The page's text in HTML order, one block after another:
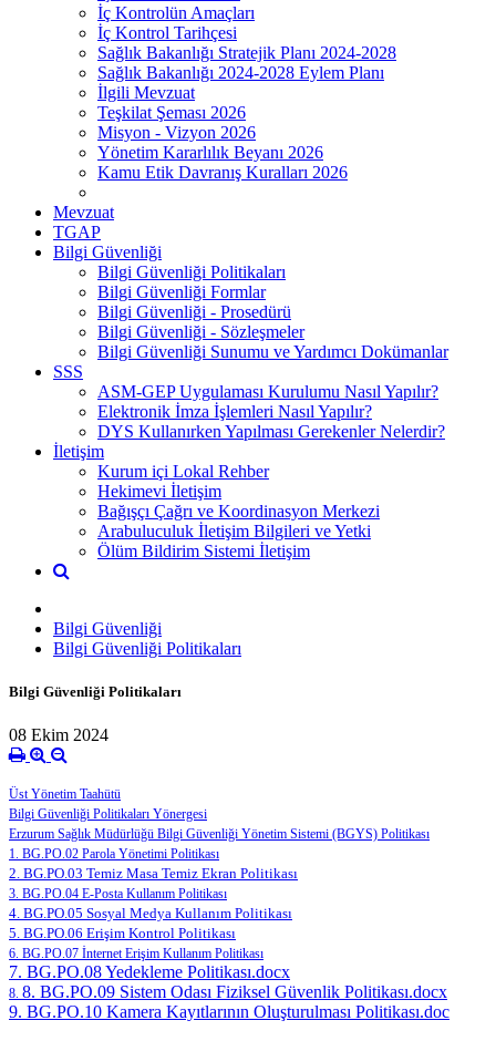
İç Kontrolün Amaçları
İç Kontrol Tarihçesi
Sağlık Bakanlığı Stratejik Planı 2024-2028
Sağlık Bakanlığı 2024-2028 Eylem Planı
İlgili Mevzuat
Teşkilat Şeması 2026
Misyon - Vizyon 2026
Yönetim Kararlılık Beyanı 2026
Kamu Etik Davranış Kuralları 2026
Mevzuat
TGAP
Bilgi Güvenliği
Bilgi Güvenliği Politikaları
Bilgi Güvenliği Formlar
Bilgi Güvenliği - Prosedürü
Bilgi Güvenliği - Sözleşmeler
Bilgi Güvenliği Sunumu ve Yardımcı Dokümanlar
SSS
ASM-GEP Uygulaması Kurulumu Nasıl Yapılır?
Elektronik İmza İşlemleri Nasıl Yapılır?
DYS Kullanırken Yapılması Gerekenler Nelerdir?
İletişim
Kurum içi Lokal Rehber
Hekimevi İletişim
Bağışçı Çağrı ve Koordinasyon Merkezi
Arabuluculuk İletişim Bilgileri ve Yetki
Ölüm Bildirim Sistemi İletişim
Bilgi Güvenliği
Bilgi Güvenliği Politikaları
Bilgi Güvenliği Politikaları
08 Ekim 2024
Üst Yönetim Taahütü
Bilgi Güvenliği Politikaları Yönergesi
Erzurum Sağlık Müdürlüğü Bilgi Güvenliği Yönetim Sistemi (BGYS) Politikası
1. BG.PO.02 Parola Yönetimi Politikası
2. BG.PO.03 Temiz Masa Temiz Ekran Politikası
3. BG.PO.04 E-Posta Kullanım Politikası
4. BG.PO.05 Sosyal Medya Kullanım Politikası
5. BG.PO.06 Erişim Kontrol Politikası
6. BG.PO.07 İnternet Erişim Kullanım Politikası
7. BG.PO.08 Yedekleme Politikası.docx
8. 8. BG.PO.09 Sistem Odası Fiziksel Güvenlik Politikası.docx
9. BG.PO.10 Kamera Kayıtlarının Oluşturulması Politikası.doc